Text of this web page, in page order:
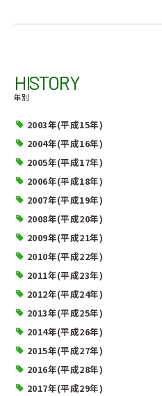
HISTORY
年別
2003年(平成15年)
2004年(平成16年)
2005年(平成17年)
2006年(平成18年)
2007年(平成19年)
2008年(平成20年)
2009年(平成21年)
2010年(平成22年)
2011年(平成23年)
2012年(平成24年)
2013年(平成25年)
2014年(平成26年)
2015年(平成27年)
2016年(平成28年)
2017年(平成29年)